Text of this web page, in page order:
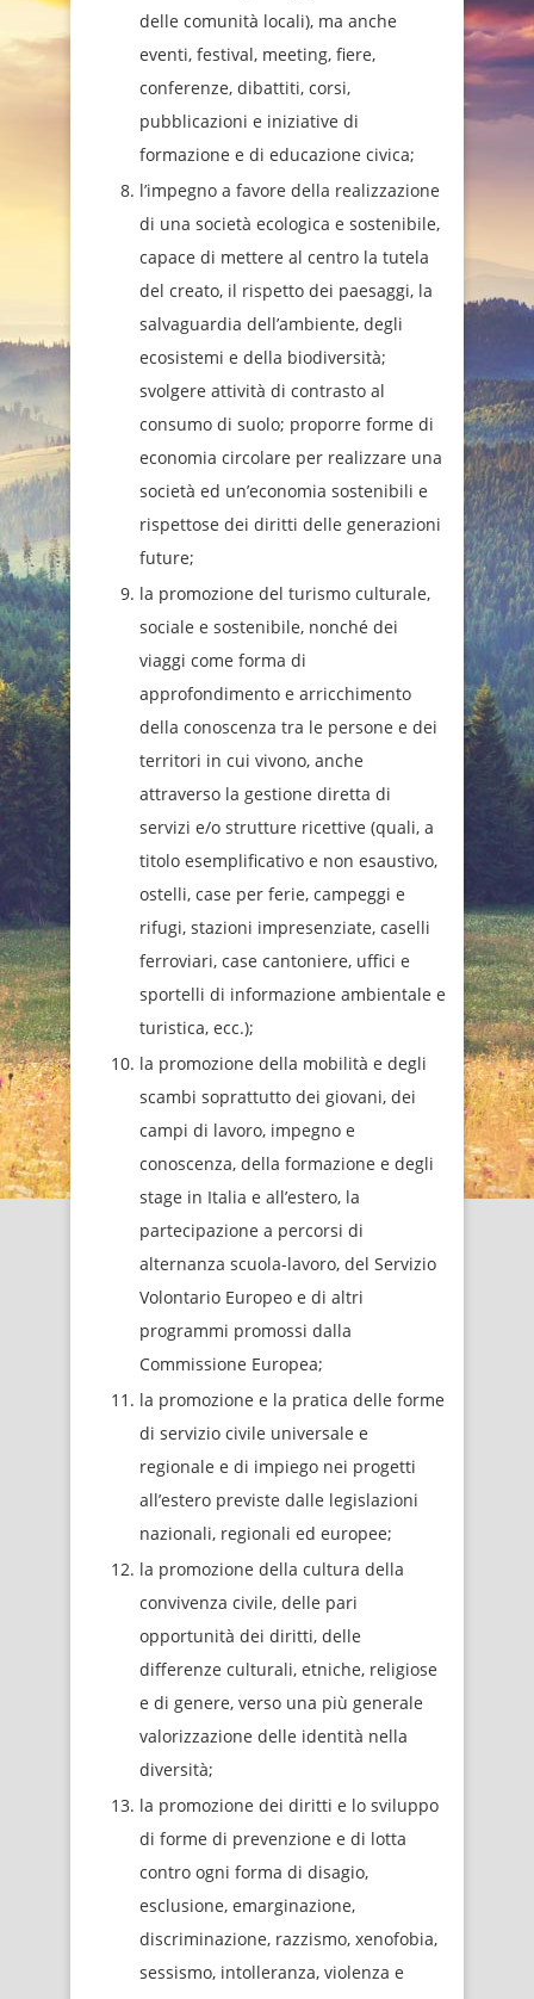
delle comunità locali), ma anche
eventi, festival, meeting, fiere,
conferenze, dibattiti, corsi,
pubblicazioni e iniziative di
formazione e di educazione civica;
l’impegno a favore della realizzazione
di una società ecologica e sostenibile,
capace di mettere al centro la tutela
del creato, il rispetto dei paesaggi, la
salvaguardia dell’ambiente, degli
ecosistemi e della biodiversità;
svolgere attività di contrasto al
consumo di suolo; proporre forme di
economia circolare per realizzare una
società ed un’economia sostenibili e
rispettose dei diritti delle generazioni
future;
la promozione del turismo culturale,
sociale e sostenibile, nonché dei
viaggi come forma di
approfondimento e arricchimento
della conoscenza tra le persone e dei
territori in cui vivono, anche
attraverso la gestione diretta di
servizi e/o strutture ricettive (quali, a
titolo esemplificativo e non esaustivo,
ostelli, case per ferie, campeggi e
rifugi, stazioni impresenziate, caselli
ferroviari, case cantoniere, uffici e
sportelli di informazione ambientale e
turistica, ecc.);
la promozione della mobilità e degli
scambi soprattutto dei giovani, dei
campi di lavoro, impegno e
conoscenza, della formazione e degli
stage in Italia e all’estero, la
partecipazione a percorsi di
alternanza scuola-lavoro, del Servizio
Volontario Europeo e di altri
programmi promossi dalla
Commissione Europea;
la promozione e la pratica delle forme
di servizio civile universale e
regionale e di impiego nei progetti
all’estero previste dalle legislazioni
nazionali, regionali ed europee;
la promozione della cultura della
convivenza civile, delle pari
opportunità dei diritti, delle
differenze culturali, etniche, religiose
e di genere, verso una più generale
valorizzazione delle identità nella
diversità;
la promozione dei diritti e lo sviluppo
di forme di prevenzione e di lotta
contro ogni forma di disagio,
esclusione, emarginazione,
discriminazione, razzismo, xenofobia,
sessismo, intolleranza, violenza e